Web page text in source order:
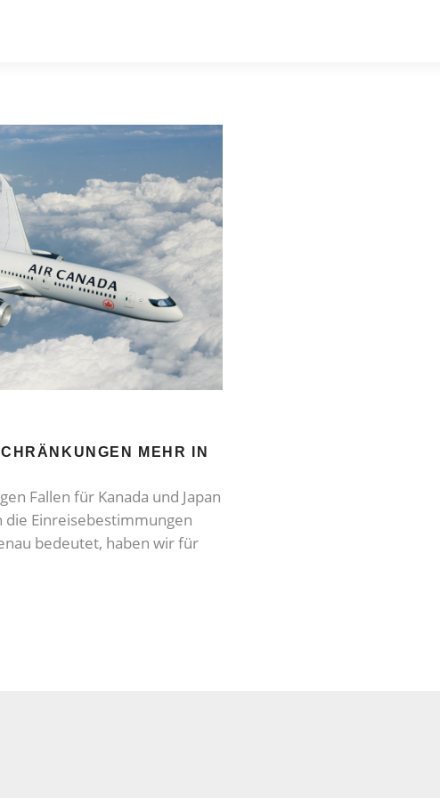
MEHR IN
Fallen für Kanada und Japan
die Einreisebestimmungen
bedeutet, haben wir für